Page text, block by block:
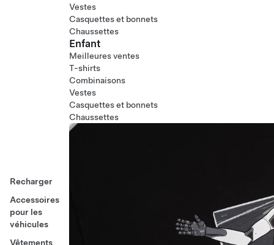
Recharger
Accessoires
pour les
véhicules
Vêtements
Vestes
Casquettes et bonnets
Chaussettes
Enfant
Meilleures ventes
T-shirts
Combinaisons
Vestes
Casquettes et bonnets
Chaussettes